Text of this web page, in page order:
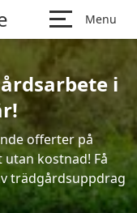
Menu
i
offerter på
kostnad! Få
trädgårdsuppdrag